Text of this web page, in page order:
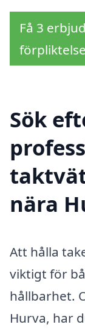
Få 3
Sök
nära
Att hålla
viktigt för
hållbarhet.
Hurva, har